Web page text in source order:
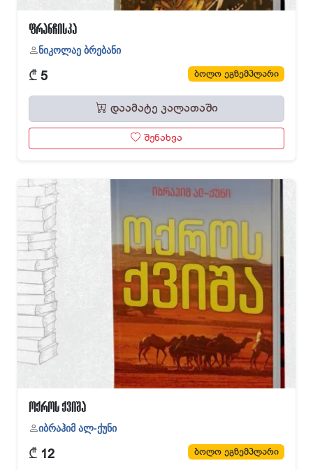
ფრანჩისკა
ნიკოლაე ბრებანი
₾ 5 ბოლო ეგზემპლარი
დაამატე კალათაში
შენახვა
ოქროს ქვიშა
იბრაჰიმ ალ-ქუნი
₾ 12 ბოლო ეგზემპლარი